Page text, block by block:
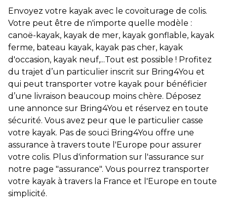
Envoyez votre kayak avec le covoiturage de colis.
Votre peut être de n'importe quelle modèle :
canoë-kayak, kayak de mer, kayak gonflable, kayak
ferme, bateau kayak, kayak pas cher, kayak
d'occasion, kayak neuf,...Tout est possible ! Profitez
du trajet d’un particulier inscrit sur Bring4You et
qui peut transporter votre kayak pour bénéficier
d’une livraison beaucoup moins chère. Déposez
une annonce sur Bring4You et réservez en toute
sécurité. Vous avez peur que le particulier casse
votre kayak. Pas de souci Bring4You offre une
assurance à travers toute l'Europe pour assurer
votre colis. Plus d'information sur l'assurance sur
notre page "assurance". Vous pourrez transporter
votre kayak à travers la France et l'Europe en toute
simplicité.